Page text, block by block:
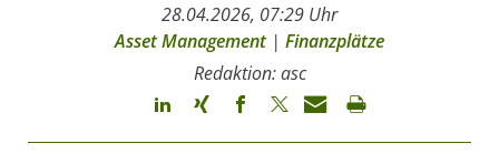
28.04.2026, 07:29 Uhr
Asset Management| Finanzplätze
Redaktion: asc